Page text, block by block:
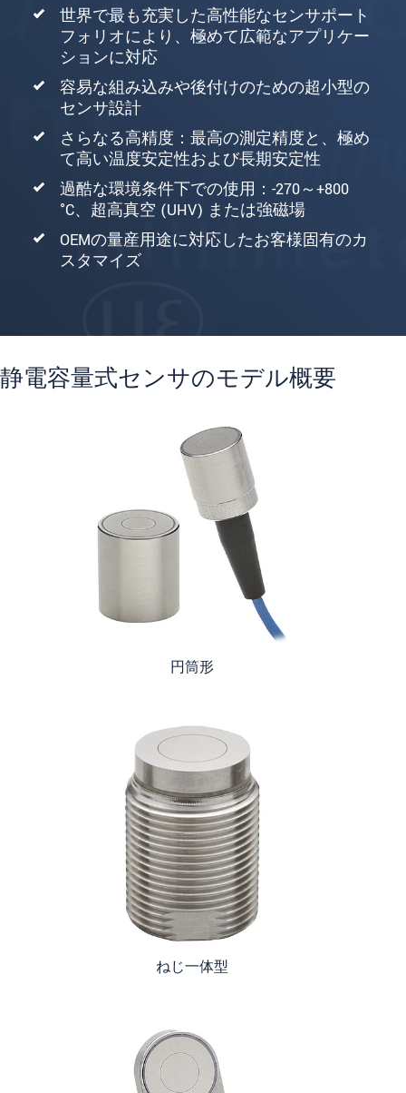
世界で最も充実した高性能なセンサポート
フォリオにより、極めて広範なアプリケー
ションに対応
容易な組み込みや後付けのための超小型の
センサ設計
さらなる高精度：最高の測定精度と、極め
て高い温度安定性および長期安定性
過酷な環境条件下での使用：-270～+800
°C、超高真空 (UHV) または強磁場
OEMの量産用途に対応したお客様固有のカ
スタマイズ
静電容量式センサのモデル概要
円筒形
ねじ一体型